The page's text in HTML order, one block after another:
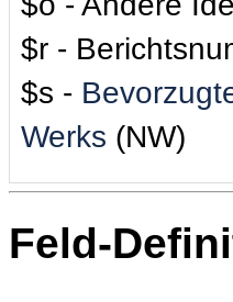
$r -
$s -
Werks (NW)
Feld-